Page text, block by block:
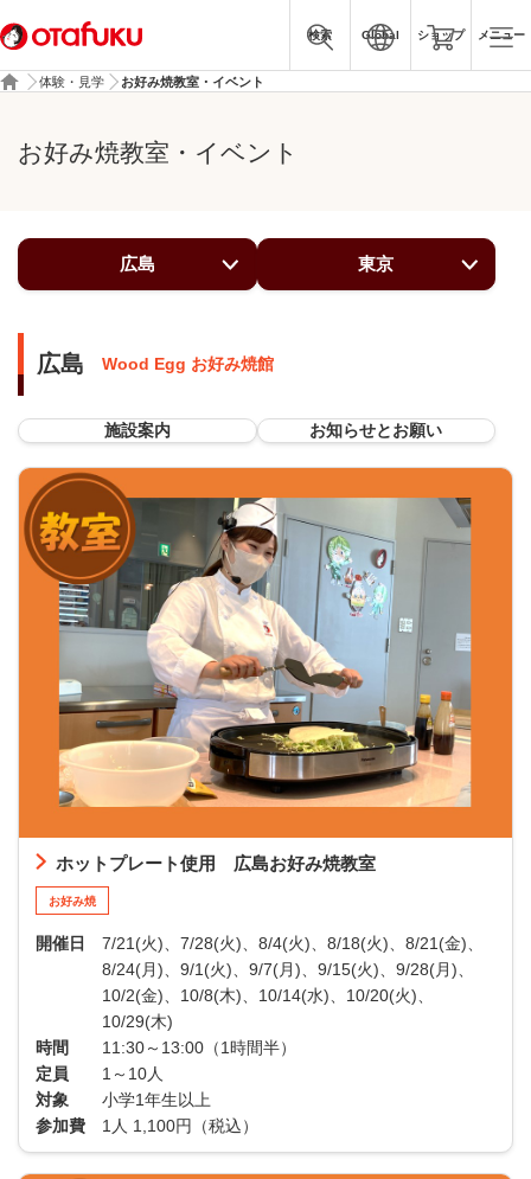
検索 Global ショップ メニュー
体験・見学 お好み焼教室・イベント
お好み焼教室・イベント
広島 東京
広島 Wood Egg お好み焼館
施設案内 お知らせとお願い
ホットプレート使用 広島お好み焼教室
お好み焼
開催日
7/21(火)、7/28(火)、8/4(火)、8/18(火)、8/21(金)、
8/24(月)、9/1(火)、9/7(月)、9/15(火)、9/28(月)、
10/2(金)、10/8(木)、10/14(水)、10/20(火)、
10/29(木)
時間
11:30～13:00（1時間半）
定員
1～10人
対象
小学1年生以上
参加費
1人 1,100円（税込）